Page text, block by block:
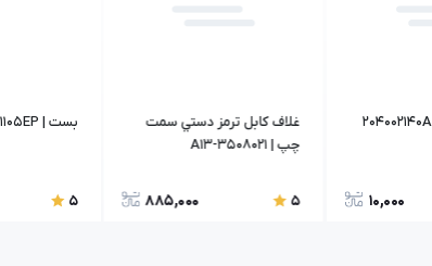
10,000
غلاف کابل ترمز دستي سمت
چپ | A13-3508021
5
885,000
بست | T15-3401105EP
5